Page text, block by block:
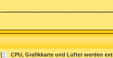
CPU, Grafikkarte und Lüfter werden